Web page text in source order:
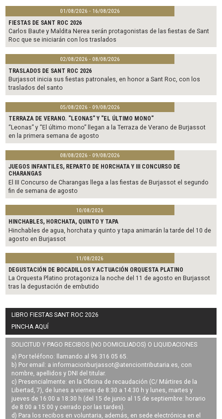
01/08/2026 - 16/08/2026
FIESTAS DE SANT ROC 2026
Carlos Baute y Maldita Nerea serán protagonistas de las fiestas de Sant
Roc que se iniciarán con los traslados
02/08/2026 - 08/08/2026
TRASLADOS DE SANT ROC 2026
Burjassot inicia sus fiestas patronales, en honor a Sant Roc, con los
traslados del santo
05/08/2026 - 09/08/2026
TERRAZA DE VERANO. "LEONAS" Y "EL ÚLTIMO MONO"
“Leonas” y “El último mono” llegan a la Terraza de Verano de Burjassot
en la primera semana de agosto
08/08/2026 - 09/08/2026
JUEGOS INFANTILES, REPARTO DE HORCHATA Y III CONCURSO DE
CHARANGAS
El III Concurso de Charangas llega a las fiestas de Burjassot el segundo
fin de semana de agosto
10/08/2026
HINCHABLES, HORCHATA, QUINTO Y TAPA
Hinchables de agua, horchata y quinto y tapa animarán la tarde del 10 de
agosto en Burjassot
11/08/2026
DEGUSTACIÓN DE BOCADILLOS Y ACTUACIÓN ORQUESTA PLATINO
La Orquesta Platino protagoniza la noche del 11 de agosto en Burjassot
tras la degustación de embutido
LIBRO FIESTAS SANT ROC 2026
PINCHA AQUÍ
SOLICITUD Y PAGO RECIBOS (NO DOMICILIADOS) O LIQUIDACIONES
a) Por teléfono: llamando al 96 316 05 65.
b) Por email: a informacionburjassot@atenciontributaria.es, con
nombre, apellidos y DNI del titular.
c) Presencialmente: en la Oficina de recaudación (C/ Mártires de la
Libertad, 7), de lunes a viernes de 8:30 a 14:30 h y lunes, martes y
jueves de 16:00 a 18:30 h (del 15 de junio al 15 de septiembre: horario
de 8:00 a 15:00 y cerrado por las tardes).
d) Para los recibos en voluntaria, además, en sede electrónica en el